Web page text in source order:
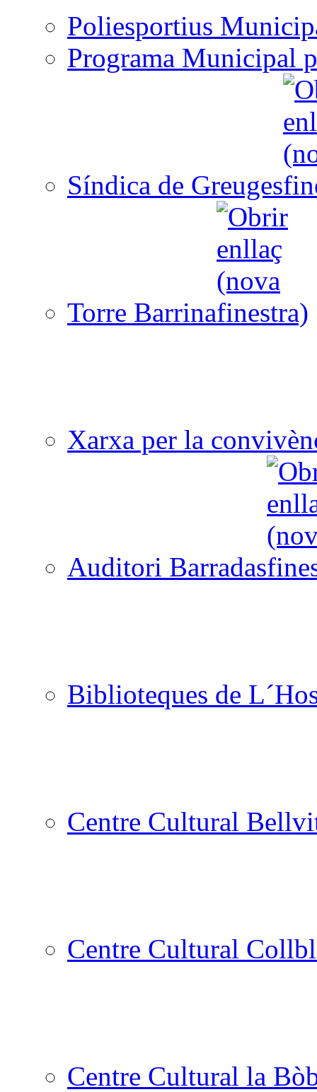
Poliesportius
Programa Municipal
Síndica de Greuges
Torre Barrina
Xarxa per la
Auditori Barradas
Biblioteques de
Centre Cultural
Centre Cultural
Centre Cultural la